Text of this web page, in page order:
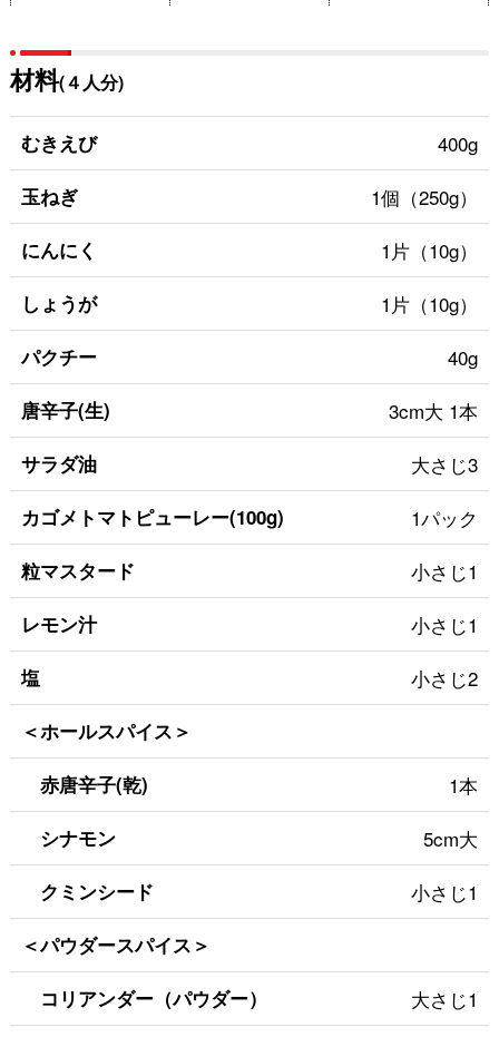
材料(４人分)
むきえび 400g
玉ねぎ 1個（250g）
にんにく 1片（10g）
しょうが 1片（10g）
パクチー 40g
唐辛子(生) 3cm大 1本
サラダ油 大さじ3
カゴメトマトピューレー(100g) 1パック
粒マスタード 小さじ1
レモン汁 小さじ1
塩 小さじ2
＜ホールスパイス＞
赤唐辛子(乾)
1本
シナモン 5cm大
クミンシード 小さじ1
＜パウダースパイス＞
コリアンダー（パウダー）
大さじ1